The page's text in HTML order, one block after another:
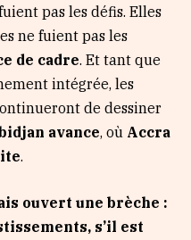
pas les défis. Elles
ne fuient pas les
de cadre. Et tant que
intégrée, les
de dessiner
avance, où Accra
.
ouvert une brèche :
s’il est